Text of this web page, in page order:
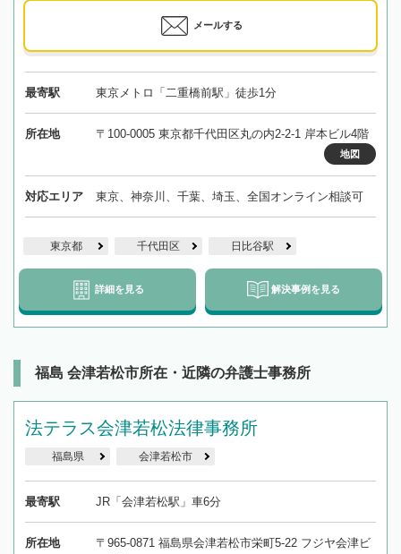
メールする
最寄駅 東京メトロ「二重橋前駅」徒歩1分
所在地 〒100-0005 東京都千代田区丸の内2-2-1 岸本ビル4階
地図
対応エリア 東京、神奈川、千葉、埼玉、全国オンライン相談可
東京都 千代田区 日比谷駅
詳細を見る 解決事例を見る
福島 会津若松市所在・近隣の弁護士事務所
法テラス会津若松法律事務所
福島県 会津若松市
最寄駅 JR「会津若松駅」車6分
所在地
〒965-0871 福島県会津若松市栄町5-22 フジヤ会津ビ